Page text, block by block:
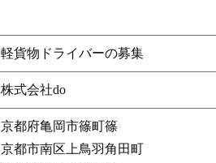
軽貨物ドライバーの募集
株式会社do
京都府亀岡市篠町篠
京都市南区上鳥羽角田町